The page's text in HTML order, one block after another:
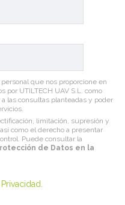
que nos proporcione en
por UTILTECH UAV S.L. como
las consultas planteadas y poder
limitación, supresión y
como el derecho a presentar
Puede consultar la
de Datos en la